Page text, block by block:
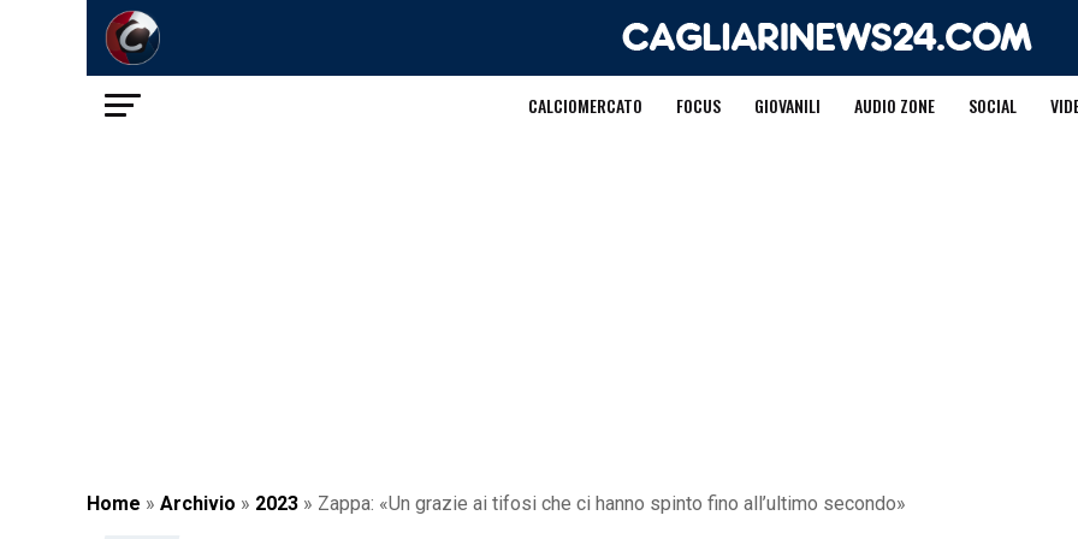
CALCIOMERCATO FOCUS GIOVANILI AUDIO ZONE SOCIAL
Home » Archivio » 2023 » Zappa: «Un grazie ai tifosi che ci hanno spinto fino all’ultimo secondo»